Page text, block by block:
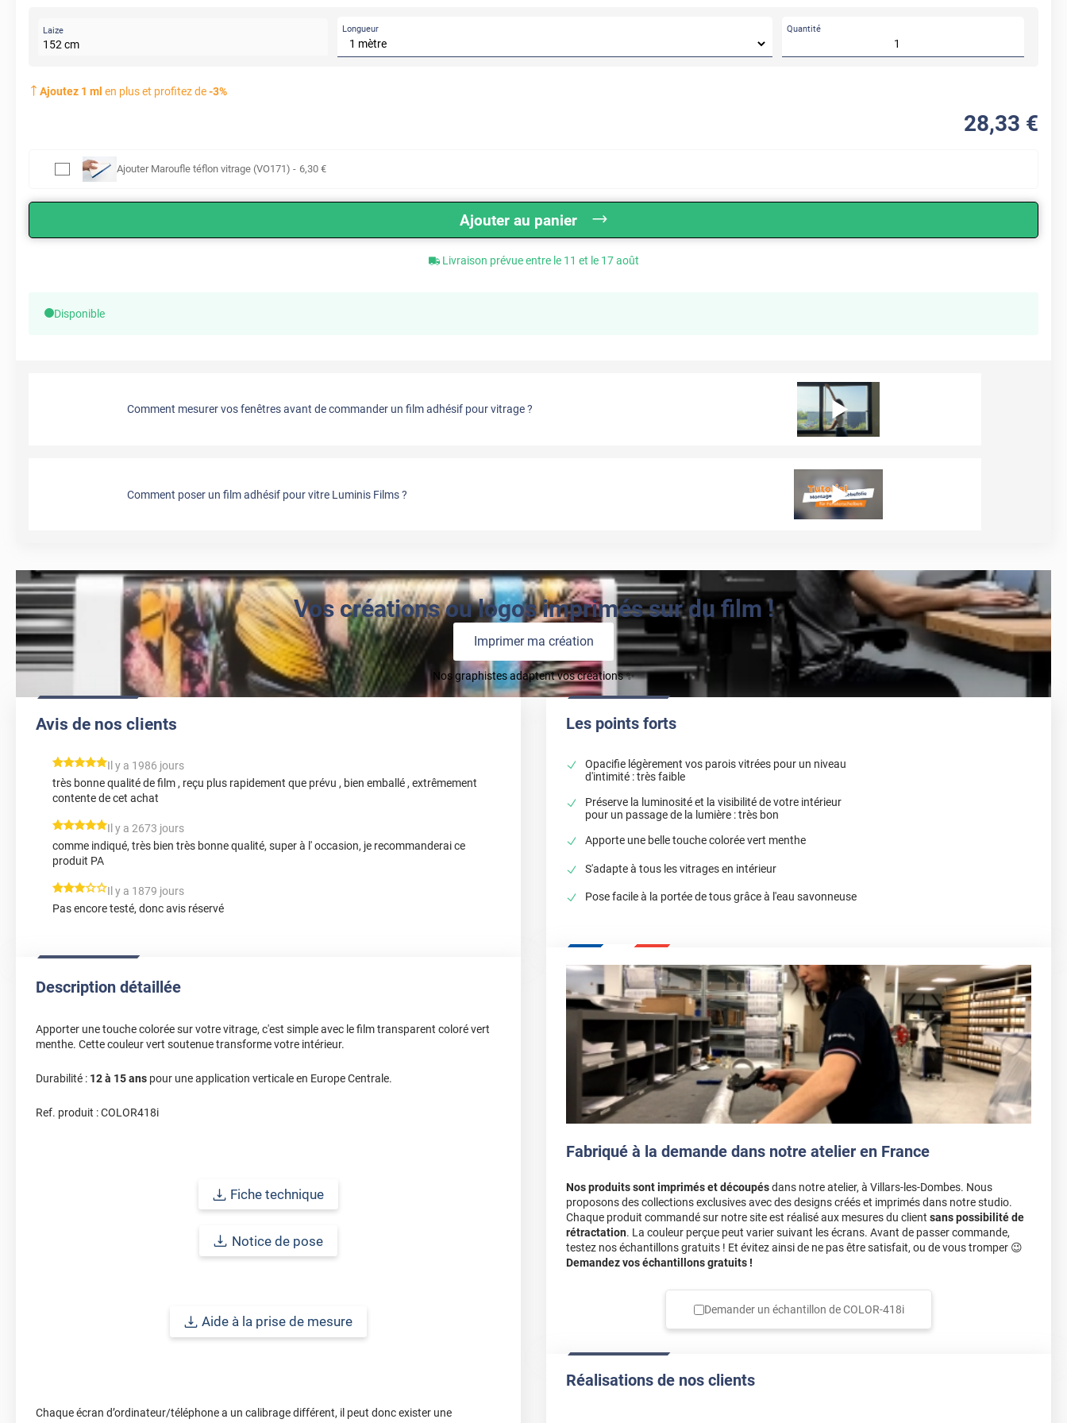
Laize
152 cm
Longueur Quantité
Ajoutez 1 ml en plus et profitez de-3%
28,33 €
Ajouter Maroufle téflon vitrage (VO171) - 6,30 €
Ajouter au panier
Livraison prévue entre le 11 et le 17 août
Disponible
Comment mesurer vos fenêtres avant de commander un film adhésif pour vitrage ?
Comment poser un film adhésif pour vitre Luminis Films ?
Vos créations ou logos imprimés sur du film !
Imprimer ma création
Nos graphistes adaptent vos créations ✨
Avis de nos clients
*****
Il y a 1986 jours
très bonne qualité de film , reçu plus rapidement que prévu , bien emballé , extrêmement
contente de cet achat
*****
Il y a 2673 jours
comme indiqué, très bien très bonne qualité, super à l' occasion, je recommanderai ce
produit PA
*****Il y a 1879 jours
Pas encore testé, donc avis réservé
Description détaillée
Apporter une touche colorée sur votre vitrage, c'est simple avec le film transparent coloré vert
menthe. Cette couleur vert soutenue transforme votre intérieur.
Durabilité : 12 à 15 ans pour une application verticale en Europe Centrale.
Ref. produit :COLOR418i
Fiche technique
Notice de pose
Aide à la prise de mesure
Chaque écran d’ordinateur/téléphone a un calibrage différent, il peut donc exister une
Les points forts
Opacifie légèrement vos parois vitrées pour un niveau
d'intimité : très faible
Préserve la luminosité et la visibilité de votre intérieur
pour un passage de la lumière : très bon
Apporte une belle touche colorée vert menthe
S'adapte à tous les vitrages en intérieur
Pose facile à la portée de tous grâce à l'eau savonneuse
Fabriqué à la demande dans notre atelier en France
Nos produits sont imprimés et découpésdans notre atelier, à Villars-les-Dombes. Nous
proposons des collections exclusives avec des designs créés et imprimés dans notre studio.
Chaque produit commandé sur notre site est réalisé aux mesures du client sans possibilité de
rétractation. La couleur perçue peut varier suivant les écrans. Avant de passer commande,
testez nos échantillons gratuits ! Et évitez ainsi de ne pas être satisfait, ou de vous tromper 😉
Demandez vos échantillons gratuits !
Demander un échantillon deCOLOR-418i
Réalisations de nos clients